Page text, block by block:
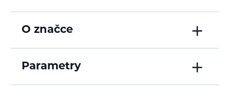
O značce
Parametry